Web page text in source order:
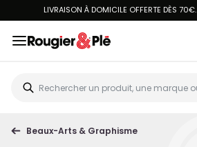
LIVRAISON À DOMICILE OFFERTE DÈS 70€.
Beaux-Arts & Graphisme